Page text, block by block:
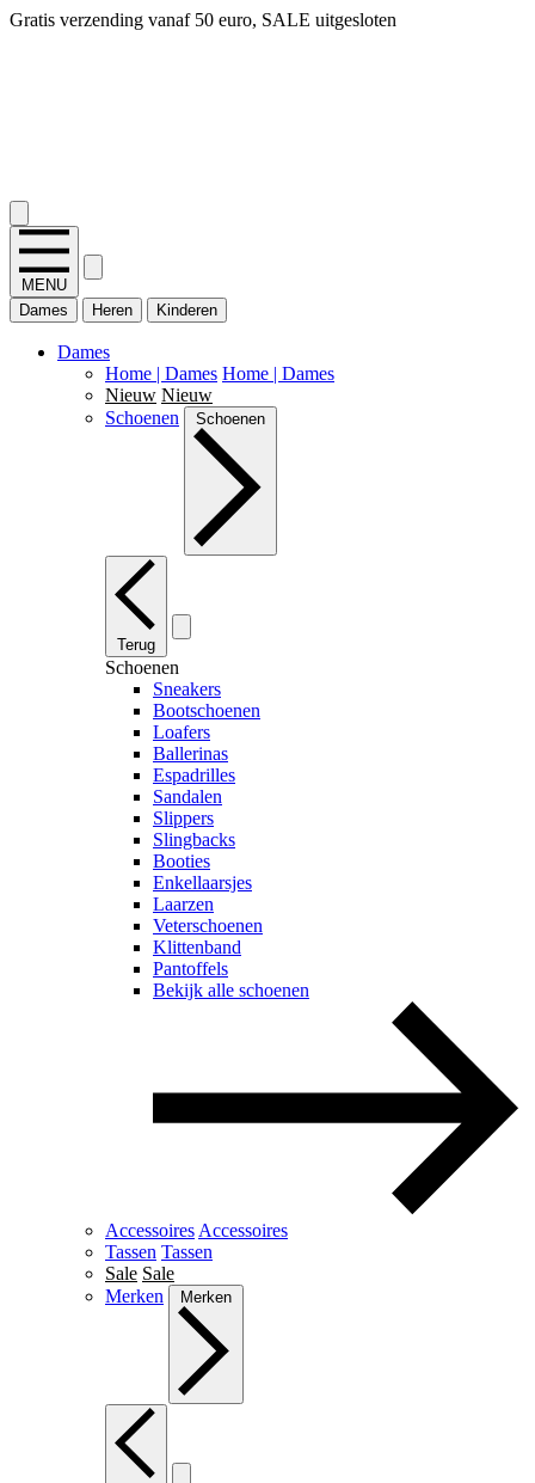
Gratis verzending vanaf 50 euro, SALE uitgesloten
MENU
Dames
Heren Kinderen
Dames
Home | Dames Home | Dames
Nieuw Nieuw
Schoenen
Schoenen
Terug
Schoenen
Sneakers
Bootschoenen
Loafers
Ballerinas
Espadrilles
Sandalen
Slippers
Slingbacks
Booties
Enkellaarsjes
Laarzen
Veterschoenen
Klittenband
Pantoffels
Bekijk alle schoenen
Accessoires Accessoires
Tassen Tassen
Sale Sale
Merken
Merken